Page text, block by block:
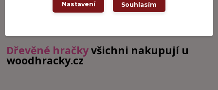
Dřevěné hračkyvšichni nakupují u
woodhracky.cz
Nastavení Souhlasím